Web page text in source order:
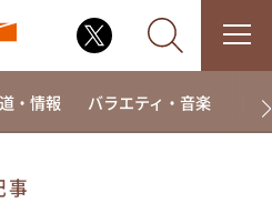
・情報 バラエティ・音楽 ド
事